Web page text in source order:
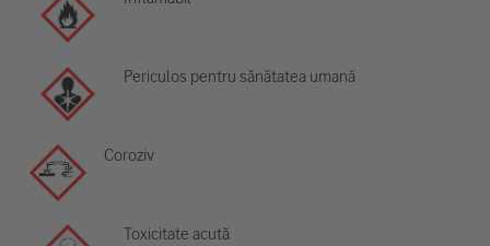
Periculos pentru sănătatea umană
Coroziv
Toxicitate acută